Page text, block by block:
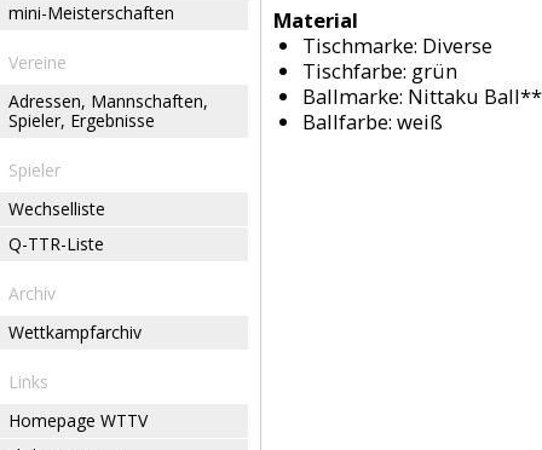
mini-Meisterschaften
Vereine
Adressen, Mannschaften,
Spieler, Ergebnisse
Spieler
Wechselliste
Q-TTR-Liste
Archiv
Wettkampfarchiv
Links
Homepage WTTV
Material
Tischmarke: Diverse
Tischfarbe: grün
Ballmarke: Nittaku
Ballfarbe: weiß